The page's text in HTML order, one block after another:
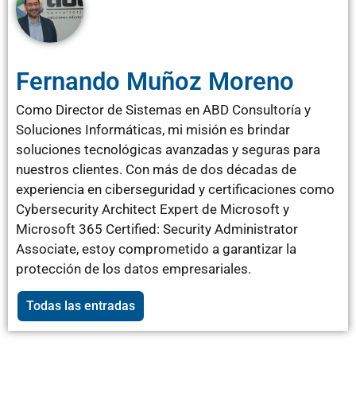
Fernando Muñoz Moreno
Como Director de Sistemas en ABD Consultoría y
Soluciones Informáticas, mi misión es brindar
soluciones tecnológicas avanzadas y seguras para
nuestros clientes. Con más de dos décadas de
experiencia en ciberseguridad y certificaciones como
Cybersecurity Architect Expert de Microsoft y
Microsoft 365 Certified: Security Administrator
Associate, estoy comprometido a garantizar la
protección de los datos empresariales.
Todas las entradas